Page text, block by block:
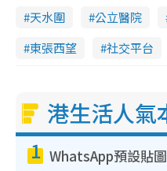
天水圍 公立醫院
東張西望
社交平台
港生活人氣
1